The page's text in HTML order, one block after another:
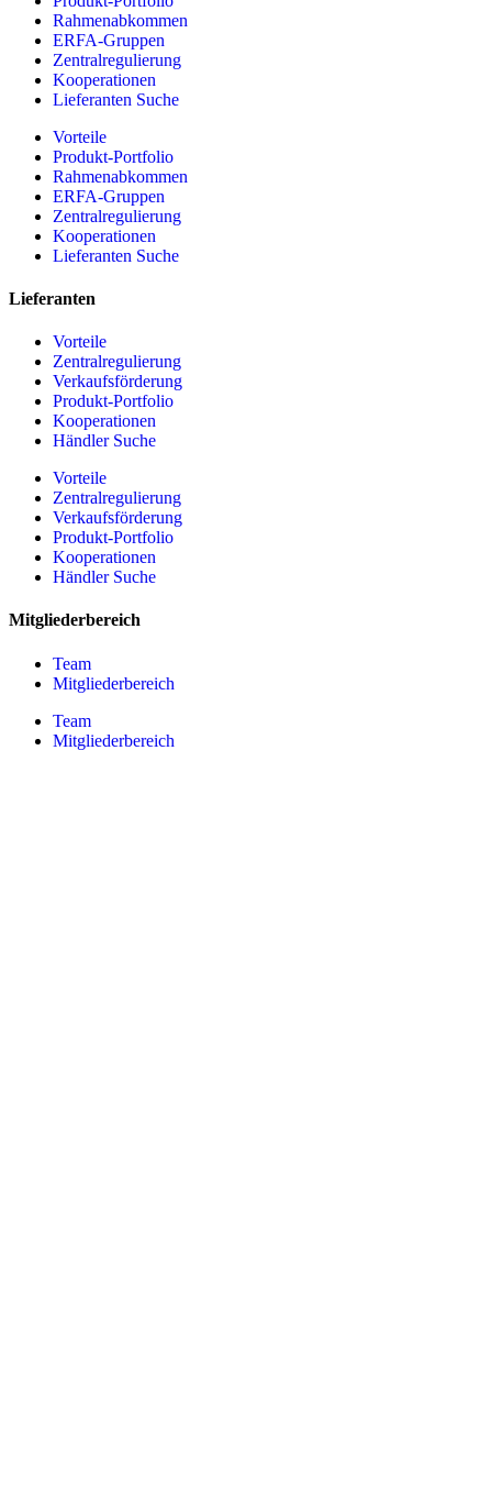
Rahmenabkommen
ERFA-Gruppen
Zentralregulierung
Kooperationen
Lieferanten Suche
Vorteile
Produkt-Portfolio
Rahmenabkommen
ERFA-Gruppen
Zentralregulierung
Kooperationen
Lieferanten Suche
Lieferanten
Vorteile
Zentralregulierung
Verkaufsförderung
Produkt-Portfolio
Kooperationen
Händler Suche
Vorteile
Zentralregulierung
Verkaufsförderung
Produkt-Portfolio
Kooperationen
Händler Suche
Mitgliederbereich
Team
Mitgliederbereich
Team
Mitgliederbereich